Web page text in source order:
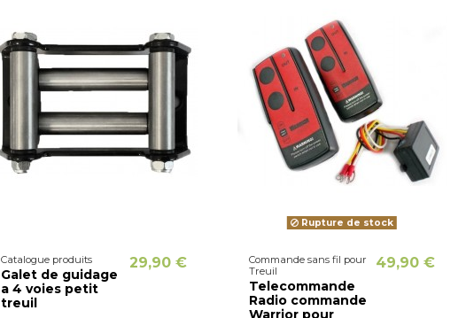
Catalogue produits
Galet de guidage
a 4 voies petit
treuil
29,90 €
Rupture de stock
Commande sans fil pour
Treuil
Telecommande
Radio commande
49,90 €